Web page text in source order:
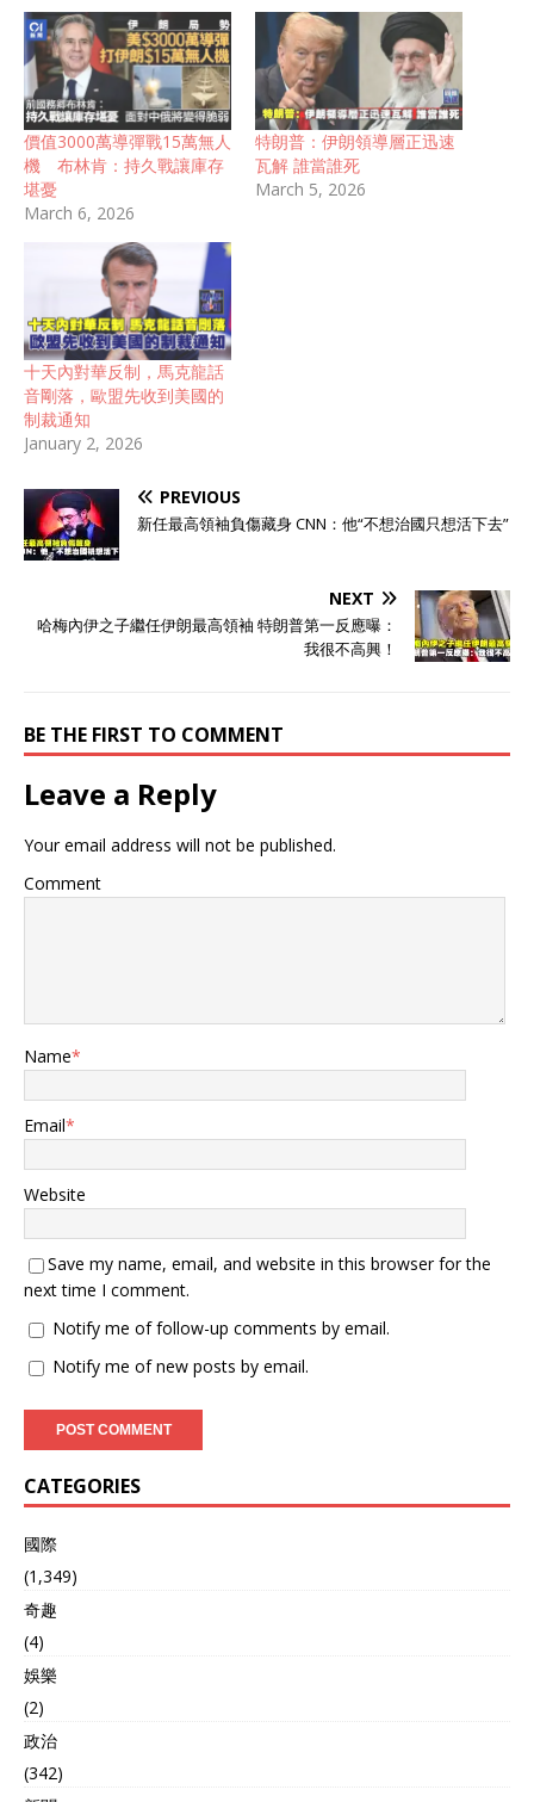
價值3000萬導彈戰15萬無人
機 布林肯：持久戰讓庫存
堪憂
March 6, 2026
特朗普：伊朗領導層正迅速
瓦解 誰當誰死
March 5, 2026
十天內對華反制，馬克龍話
音剛落，歐盟先收到美國的
制裁通知
January 2, 2026
PREVIOUS
新任最高領袖負傷藏身 CNN：他“不想治國只想活下去”
NEXT
哈梅內伊之子繼任伊朗最高領袖 特朗普第一反應曝：
我很不高興！
BE THE FIRST TO COMMENT
Leave a Reply
Your email address will not be published.
Comment
Name*
Email*
Website
Save my name, email, and website in this browser for the
next time I comment.
Notify me of follow-up comments by email.
Notify me of new posts by email.
CATEGORIES
國際
(1,349)
奇趣
(4)
娛樂
(2)
政治
(342)